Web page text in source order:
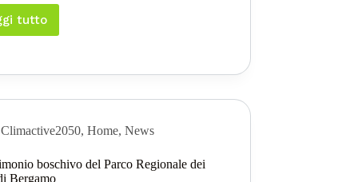
tutto
Evento
finale
Climactive2050,Home,News
boschivo del Parco Regionale dei
Bergamo